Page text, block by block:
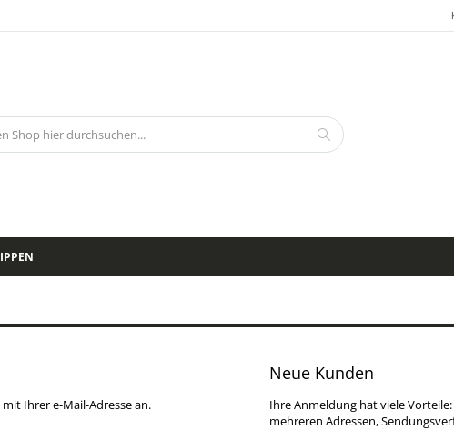
Ihrer e-Mail-Adresse an.
Neue Kunden
Ihre Anmeldung hat viele
mehreren Adressen,